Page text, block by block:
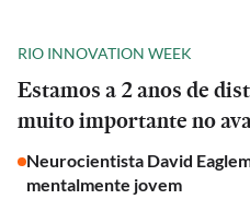
RIO INNOVATION WEEK
Estamos a 2 anos de
muito importante no
Neurocientista David
mentalmente jovem